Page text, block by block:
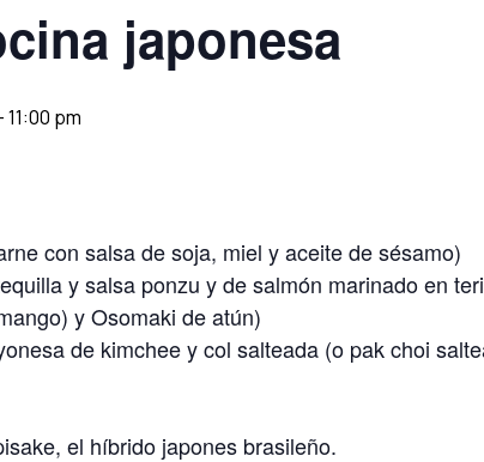
japonesa
11:00 pm
con salsa de soja, miel y aceite de sésamo)
y salsa ponzu y de salmón marinado en
y Osomaki de atún)
de kimchee y col salteada (o pak choi
el híbrido japones brasileño.